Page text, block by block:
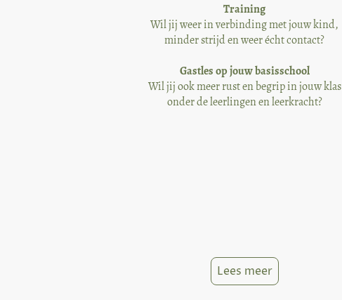
Training
Wil jij weer in verbinding met jouw kind,
minder strijd en weer écht contact?
Gastles op jouw basisschool
Wil jij ook meer rust en begrip in jouw klas
onder de leerlingen en leerkracht?
Lees meer